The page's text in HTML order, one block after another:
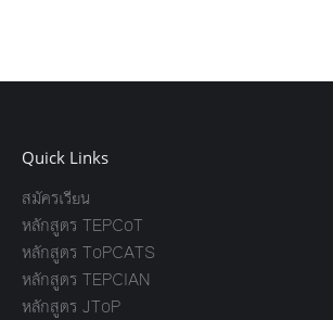
Quick Links
สมัครเรียน
หลักสูตร TEPCoT
หลักสูตร ToPCATS
หลักสูตร TEPCIAN
หลักสูตร JToP